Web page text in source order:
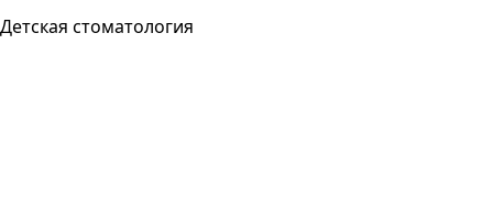
Детская стоматология